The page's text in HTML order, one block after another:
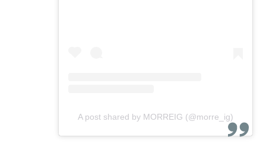
A post shared by MORREIG (@morre_ig)